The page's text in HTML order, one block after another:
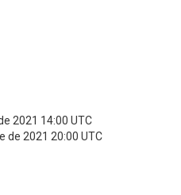
2021 14:00 UTC
de 2021 20:00 UTC